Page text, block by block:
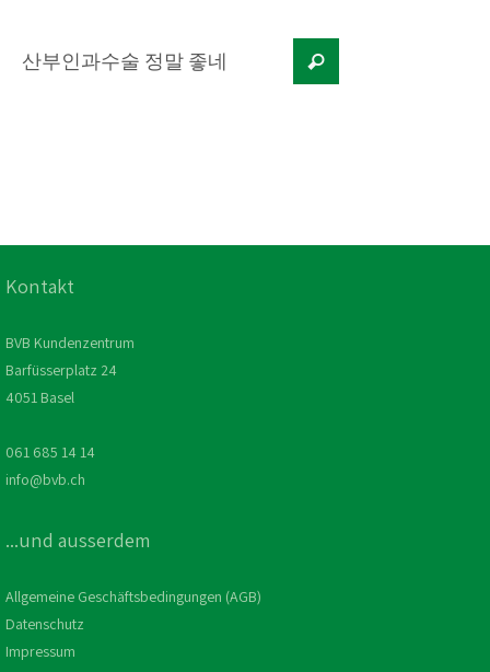
Kontakt
BVB Kundenzentrum
Barfüsserplatz 24
4051 Basel
061 685 14 14
info@bvb.ch
...und ausserdem
Allgemeine Geschäftsbedingungen (AGB)
Datenschutz
Impressum